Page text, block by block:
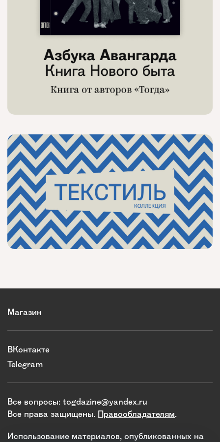
Магазин
ВКонтакте
Telegram
Все вопросы: togdazine@yandex.ru
Все права защищены. Правообладателям.
Использование материалов, опубликованных на